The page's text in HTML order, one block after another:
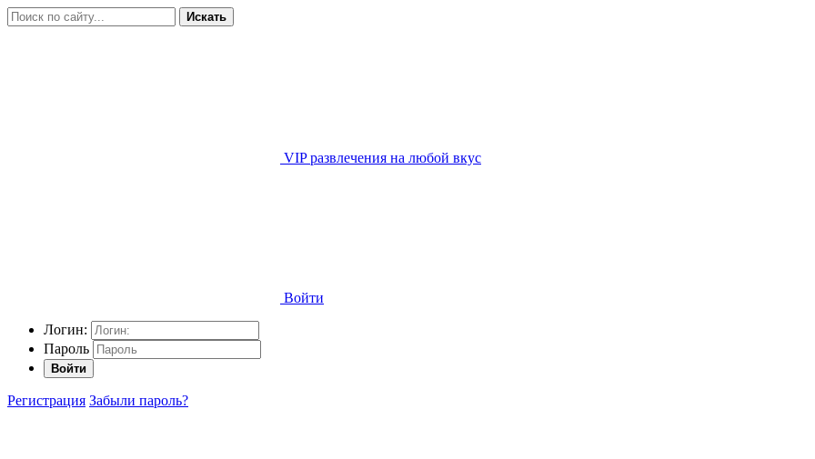
Искать
VIP развлечения на любой вкус
Войти
Логин:
Пароль
Войти
Регистрация Забыли пароль?